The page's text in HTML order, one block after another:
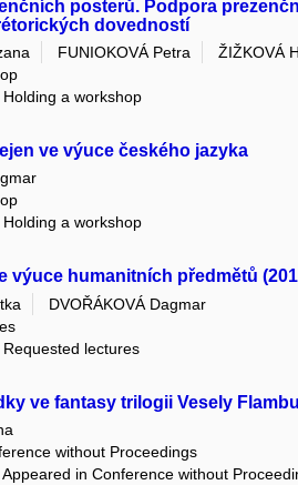
posterů. Podpora
dovedností
FUNIOKOVÁ Petra
ŽIŽKOVÁ
a workshop
ve výuce českého jazyka
a workshop
výuce humanitních předmětů
DVOŘÁKOVÁ Dagmar
lectures
ve fantasy trilogii Vesely
without Proceedings
in Conference without